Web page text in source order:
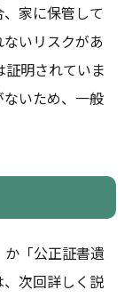
家に保管して
いリスクがあ
明されていま
いため、一般
「公正証書遺
次回詳しく説